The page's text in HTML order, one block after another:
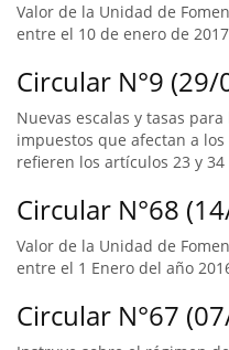
Valor de la Unidad de
entre el 10 de enero de
Circular N°9
Nuevas escalas y tasas
impuestos que afectan a
refieren los artículos 23 y
Circular N°68
Valor de la Unidad de
entre el 1 Enero del año
Circular N°67